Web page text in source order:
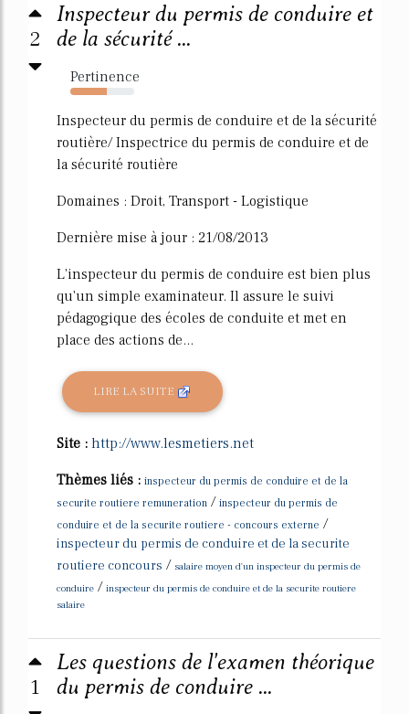
2
Inspecteur du permis de conduire et
de la sécurité ...
Pertinence
57%
Inspecteur du permis de conduire et de la sécurité
routière/ Inspectrice du permis de conduire et de
la sécurité routière
Domaines : Droit, Transport - Logistique
Dernière mise à jour : 21/08/2013
L'inspecteur du permis de conduire est bien plus
qu'un simple examinateur. Il assure le suivi
pédagogique des écoles de conduite et met en
place des actions de...
LIRE LA SUITE
Site : http://www.lesmetiers.net
Thèmes liés : inspecteur du permis de conduire et de la
securite routiere remuneration / inspecteur du permis de
conduire et de la securite routiere - concours externe /
inspecteur du permis de conduire et de la securite
routiere concours / salaire moyen d'un inspecteur du permis de
conduire / inspecteur du permis de conduire et de la securite routiere
salaire
1
Les questions de l'examen théorique
du permis de conduire ...